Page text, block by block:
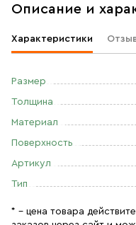
Описание и
Характеристики
Размер
Толщина
Материал
Поверхность
Артикул
Тип
* – цена товара